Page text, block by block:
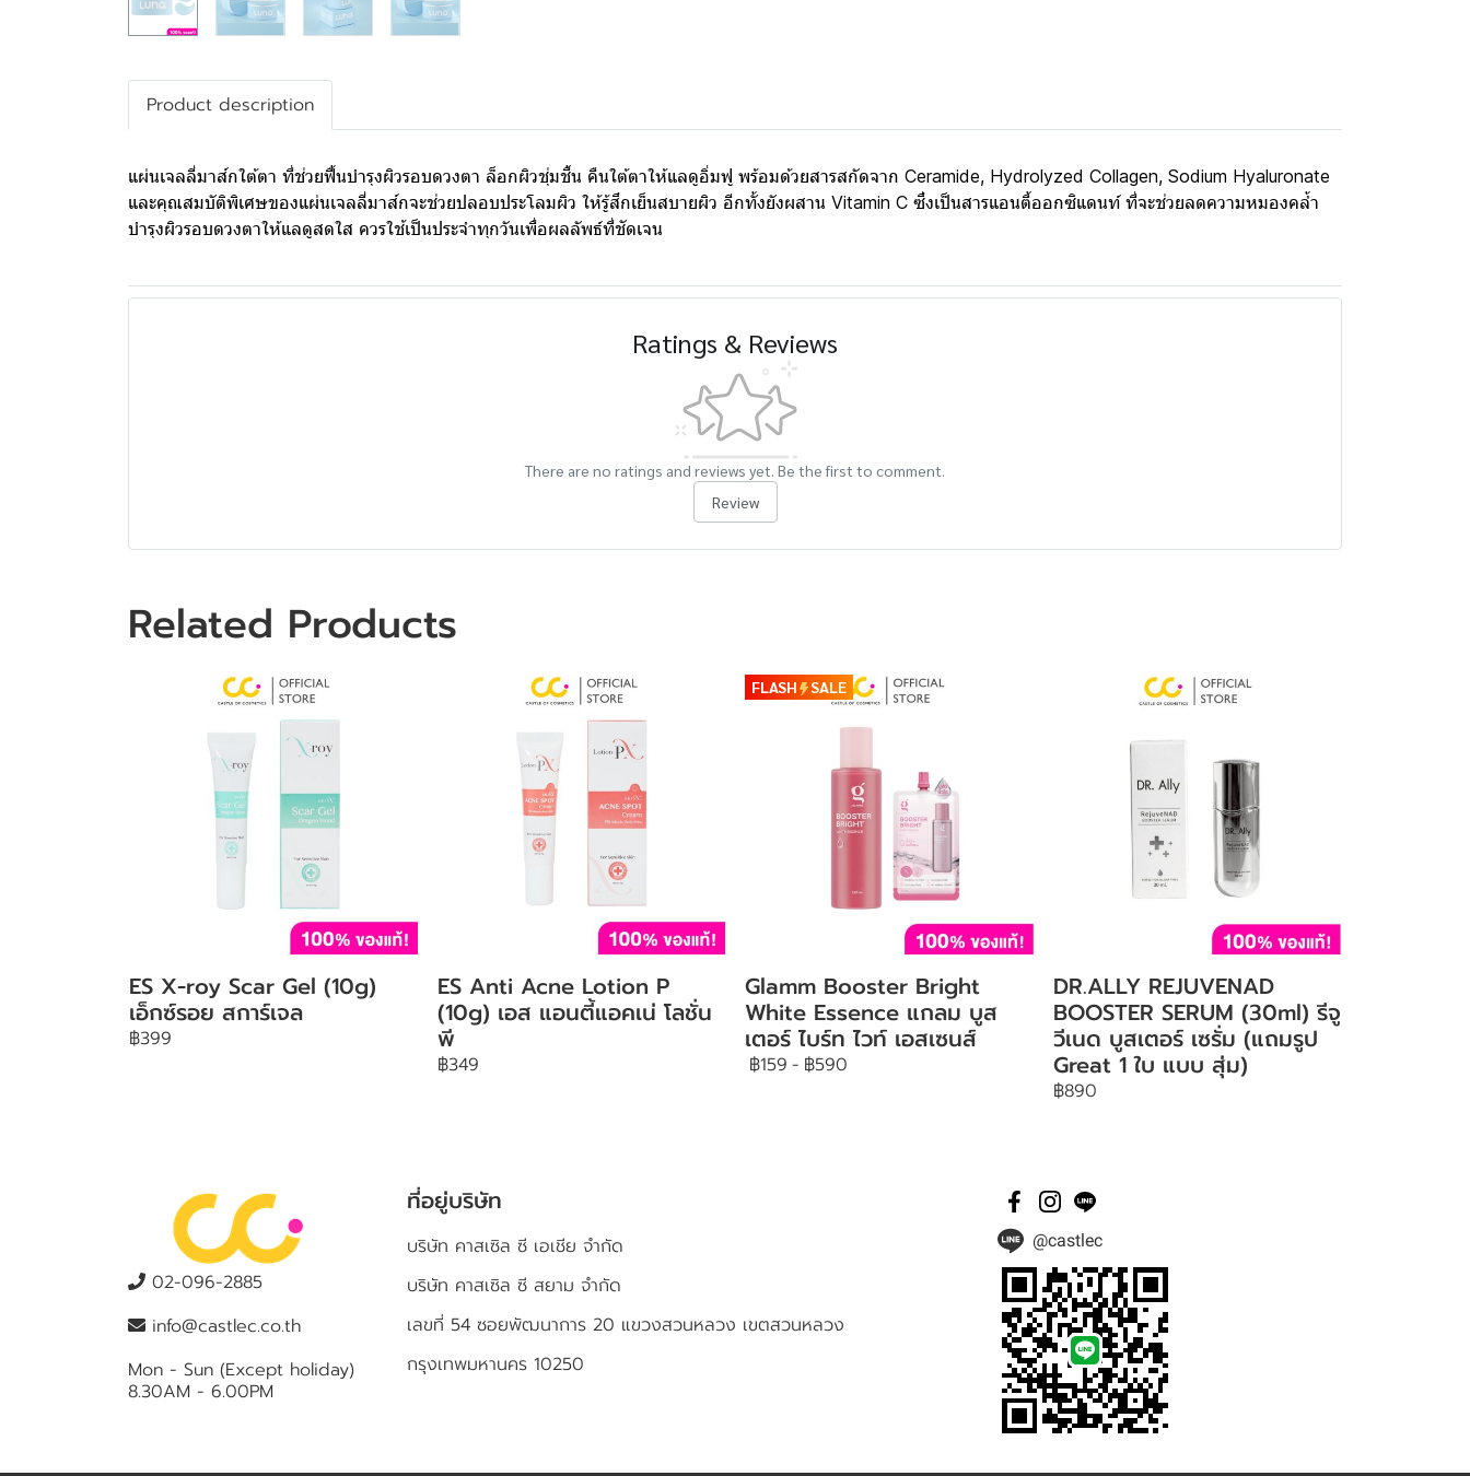
Product description
แผ่นเจลลี่มาส์กใต้ตา ที่ช่วยฟื้นบำรุงผิวรอบดวงตา ล็อกผิวชุ่มชื้น คืนใต้ตาให้แลดูอิ่มฟู พร้อมด้วยสารสกัดจาก Ceramide, Hydrolyzed Collagen, Sodium Hyaluronate
และคุณสมบัติพิเศษของแผ่นเจลลี่มาส์กจะช่วยปลอบประโลมผิว ให้รู้สึกเย็นสบายผิว อีกทั้งยังผสาน Vitamin C ซึ่งเป็นสารแอนตี้ออกซิแดนท์ ที่จะช่วยลดความหมองคล้ำ
บำรุงผิวรอบดวงตาให้แลดูสดใส ควรใช้เป็นประจำทุกวันเพื่อผลลัพธ์ที่ชัดเจน
Ratings & Reviews
There are no ratings and reviews yet. Be the first to comment.
Review
Related Products
ES X-roy Scar Gel (10g)
เอ็กซ์รอย สการ์เจล
฿399
ES Anti Acne Lotion P
(10g) เอส แอนตี้แอคเน่ โลชั่น
พี
฿349
FLASH SALE
Glamm Booster Bright
White Essence แกลม บูส
เตอร์ ไบร์ท ไวท์ เอสเซนส์
฿159 - ฿590
DR.ALLY REJUVENAD
BOOSTER SERUM (30ml) รีจู
วีเนด บูสเตอร์ เซรั่ม (แถมรูป
Great 1 ใบ แบบ สุ่ม)
฿890
02-096-2885
info@castlec.co.th
Mon - Sun (Except holiday)
8.30AM - 6.00PM
ที่อยู่บริษัท
บริษัท คาสเซิล ซี เอเชีย จำกัด
บริษัท คาสเซิล ซี สยาม จำกัด
เลขที่ 54 ซอยพัฒนาการ 20 แขวงสวนหลวง เขตสวนหลวง
กรุงเทพมหานคร 10250
@castlec